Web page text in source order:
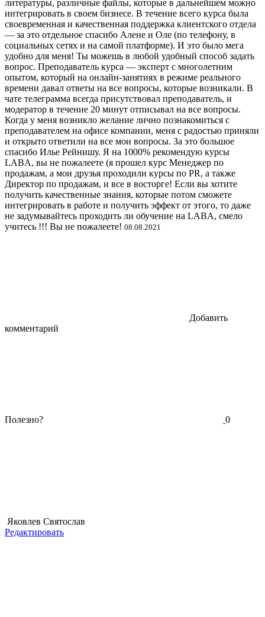
литературы, различные файлы, которые в дальнейшем можно
интегрировать в своем бизнесе. В течение всего курса была
своевременная и качественная поддержка клиентского отдела
— за это отдельное спасибо Алене и Оле (по телефону, в
социальных сетях и на самой платформе). И это было мега
удобно для меня! Ты можешь в любой удобный способ задать
вопрос. Преподаватель курса — эксперт с многолетним
опытом, который на онлайн-занятиях в режиме реального
времени давал ответы на все вопросы, которые возникали. В
чате телеграмма всегда присутствовал преподаватель, и
модератор в течение 20 минут отписывал на все вопросы.
Когда у меня возникло желание лично познакомиться с
преподавателем на офисе компании, меня с радостью приняли
и открыто ответили на все мои вопросы. За это большое
спасибо Илье Рейнишу. Я на 1000% рекомендую курсы
LABA, вы не пожалеете (я прошел курс Менеджер по
продажам, а мои друзья проходили курсы по PR, а также
Директор по продажам, и все в восторге! Если вы хотите
получить качественные знания, которые потом сможете
интегрировать в работе и получить эффект от этого, то даже
не задумывайтесь проходить ли обучение на LABA, смело
учитесь !!! Вы не пожалеете! 08.08.2021
Добавить
комментарий
Полезно? 0
Яковлев Святослав
Редактировать